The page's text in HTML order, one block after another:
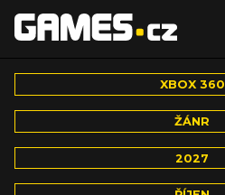
XBOX 360
ŽÁNR
2027